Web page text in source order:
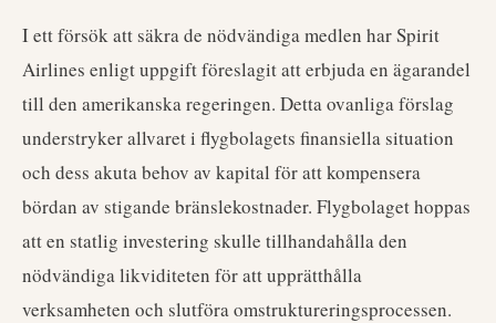
I ett försök att säkra de nödvändiga medlen har Spirit
Airlines enligt uppgift föreslagit att erbjuda en ägarandel
till den amerikanska regeringen. Detta ovanliga förslag
understryker allvaret i flygbolagets finansiella situation
och dess akuta behov av kapital för att kompensera
bördan av stigande bränslekostnader. Flygbolaget hoppas
att en statlig investering skulle tillhandahålla den
nödvändiga likviditeten för att upprätthålla
verksamheten och slutföra omstruktureringsprocessen.